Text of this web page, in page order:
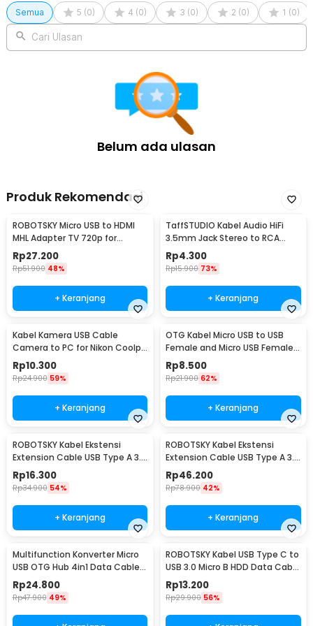
Semua 5 (0) 4 (0) 3 (0) 2 (0) 1 (0)
Cari Ulasan
Belum ada ulasan
Produk Rekomendasi
ROBOTSKY Micro USB to HDMI
MHL Adapter TV 720p for
Smartphone - S2
Rp27.200
Rp51.900 48%
+ Keranjang
TaffSTUDIO Kabel Audio HiFi
3.5mm Jack Stereo to RCA
Male AUX TPE A 1M - S-PC-521
Rp4.300
Rp15.900 73%
+ Keranjang
Kabel Kamera USB Cable
Camera to PC for Nikon Coolpix
1.5 M - UC-E6
Rp10.300
Rp24.900 59%
+ Keranjang
OTG Kabel Micro USB to USB
Female and Micro USB Female
18cm - A-UOY-02
Rp8.500
Rp21.900 62%
+ Keranjang
ROBOTSKY Kabel Ekstensi
Extension Cable USB Type A 3.0
Male ke Female 1.5M - A27
Rp16.300
Rp34.900 54%
+ Keranjang
ROBOTSKY Kabel Ekstensi
Extension Cable USB Type A 3.0
Male ke Female 5M - A27
Rp46.200
Rp78.900 42%
+ Keranjang
Multifunction Konverter Micro
USB OTG Hub 4in1 Data Cable
& Charge 3 Port - M3H4
Rp24.800
Rp47.900 49%
ROBOTSKY Kabel USB Type C to
USB 3.0 Micro B HDD Data Cable
1M - SGC10
Rp13.200
Rp29.900 56%